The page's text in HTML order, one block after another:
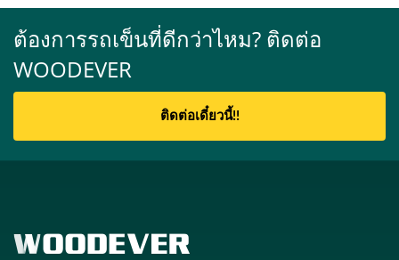
ต้องการรถเข็นที่ดีกว่าไหม? ติดต่อ
WOODEVER
ติดต่อเดี๋ยวนี้!!